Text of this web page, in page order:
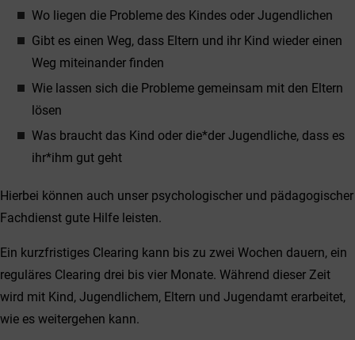
Wo liegen die Probleme des Kindes oder Jugendlichen
Gibt es einen Weg, dass Eltern und ihr Kind wieder einen
Weg miteinander finden
Wie lassen sich die Probleme gemeinsam mit den Eltern
lösen
Was braucht das Kind oder die*der Jugendliche, dass es
ihr*ihm gut geht
Hierbei können auch unser psychologischer und pädagogischer
Fachdienst gute Hilfe leisten.
Ein kurzfristiges Clearing kann bis zu zwei Wochen dauern, ein
reguläres Clearing drei bis vier Monate. Während dieser Zeit
wird mit Kind, Jugendlichem, Eltern und Jugendamt erarbeitet,
wie es weitergehen kann.